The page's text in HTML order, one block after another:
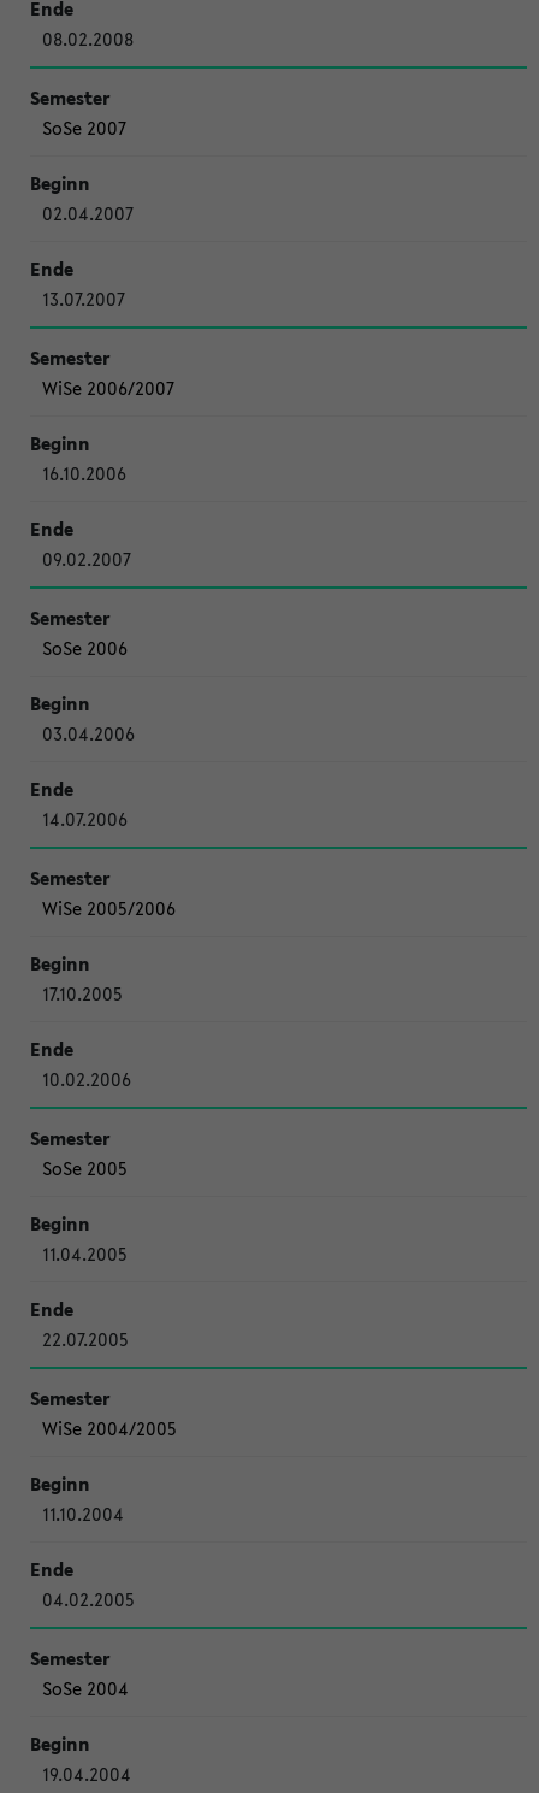
08.02.2008
SoSe 2007
02.04.2007
13.07.2007
WiSe 2006/2007
16.10.2006
09.02.2007
SoSe 2006
03.04.2006
14.07.2006
WiSe 2005/2006
17.10.2005
10.02.2006
SoSe 2005
11.04.2005
22.07.2005
WiSe 2004/2005
11.10.2004
04.02.2005
SoSe 2004
19.04.2004